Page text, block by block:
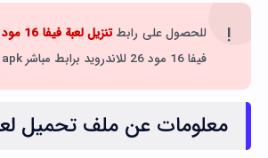
للحصول على رابطتنزيل لعبة فيفا 16 مود 26 للموبايل
فيفا 16 مود 26 للاندرويد برابط مباشر apk اخر اصدار من ميديافاير مجاناً.
معلومات عن ملف تحميل لعبة فيفا 16 مود